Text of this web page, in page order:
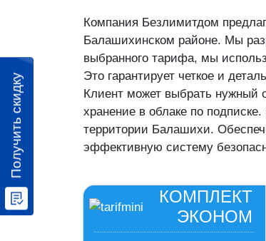
Компания Безлимитдом
Балашихинском районе. Мы
выбранного тарифа, мы
Это гарантирует четкое и
Клиент может выбрать нужный
хранение в облаке по
территории Балашихи.
эффективную систему
КОМПЛЕКТ
ЭКОНОМ
Получить скидку